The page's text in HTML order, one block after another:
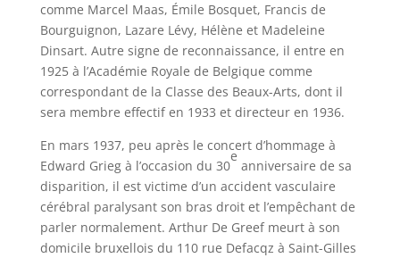
comme Marcel Maas, Émile Bosquet, Francis de
Bourguignon, Lazare Lévy, Hélène et Madeleine
Dinsart. Autre signe de reconnaissance, il entre en
1925 à l’Académie Royale de Belgique comme
correspondant de la Classe des Beaux-Arts, dont il
sera membre effectif en 1933 et directeur en 1936.
En mars 1937, peu après le concert d’hommage à
Edward Grieg à l’occasion du 30
e
anniversaire de sa
disparition, il est victime d’un accident vasculaire
cérébral paralysant son bras droit et l’empêchant de
parler normalement. Arthur De Greef meurt à son
domicile bruxellois du 110 rue Defacqz à Saint-Gilles